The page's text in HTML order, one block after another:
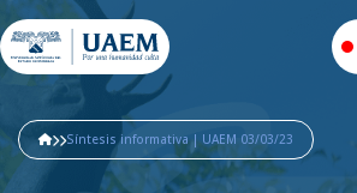
Síntesis informativa | UAEM 03/03/23